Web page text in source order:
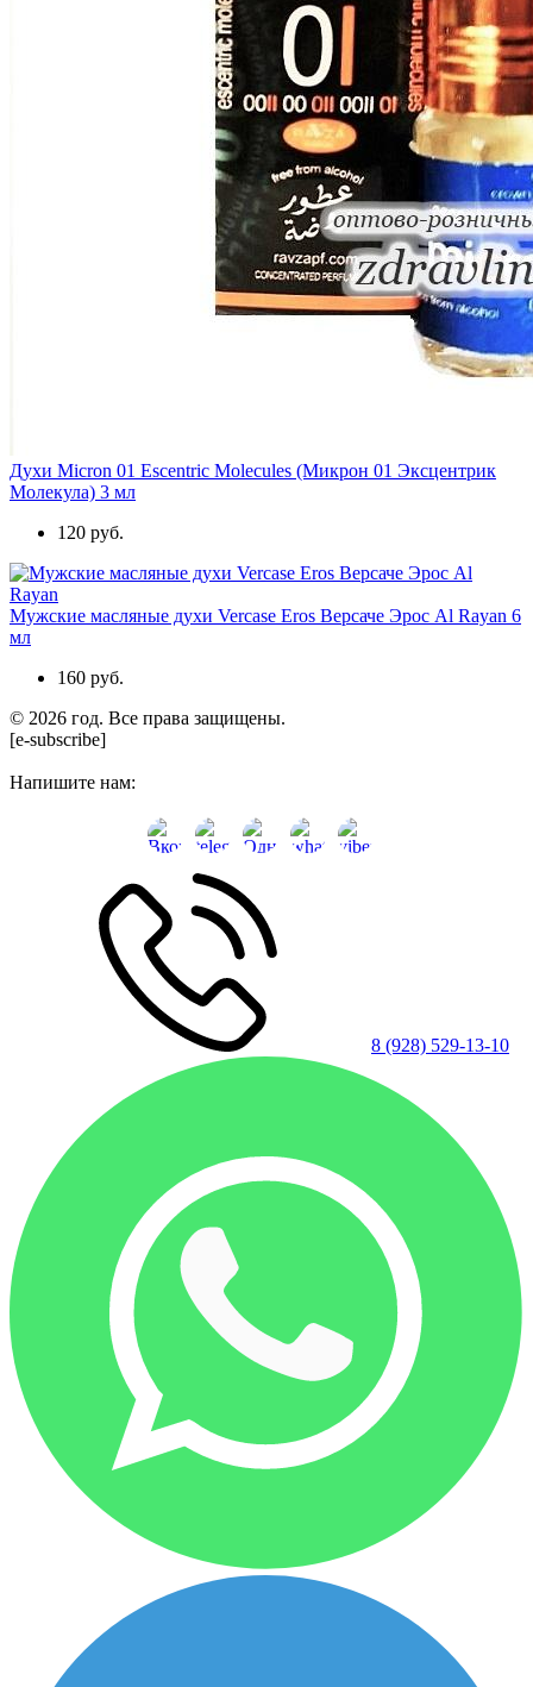
Духи Micron 01 Escentric Molecules (Микрон 01 Эксцентрик
Молекула) 3 мл
120 руб.
Мужские масляные духи Vercase Eros Версаче Эрос Al Rayan 6
мл
160 руб.
© 2026 год. Все права защищены.
[e-subscribe]
Напишите нам:
8 (928) 529-13-10